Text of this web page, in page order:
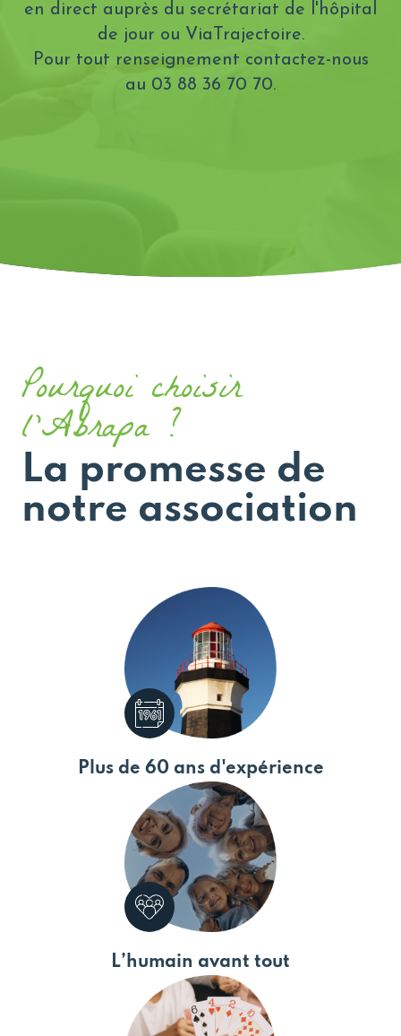
en direct auprès du secrétariat de l'hôpital
de jour ou ViaTrajectoire.
Pour tout renseignement contactez-nous
au 03 88 36 70 70.
Pourquoi choisir
l'Abrapa ?
La promesse de
notre association
Plus de 60 ans d'expérience
L’humain avant tout